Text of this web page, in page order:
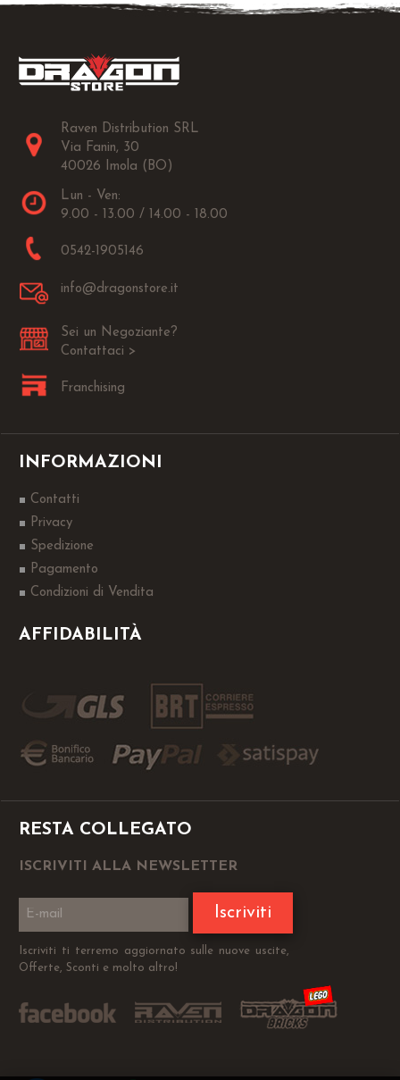
Raven Distribution SRL
Via Fanin, 30
40026 Imola (BO)
Lun - Ven:
9.00 - 13.00 / 14.00 - 18.00
0542-1905146
info@dragonstore.it
Sei un Negoziante?
Contattaci >
Franchising
INFORMAZIONI
Contatti
Privacy
Spedizione
Pagamento
Condizioni di Vendita
AFFIDABILITÀ
RESTA COLLEGATO
ISCRIVITI ALLA NEWSLETTER
Iscriviti
Iscriviti ti terremo aggiornato sulle nuove uscite,
Offerte, Sconti e molto altro!